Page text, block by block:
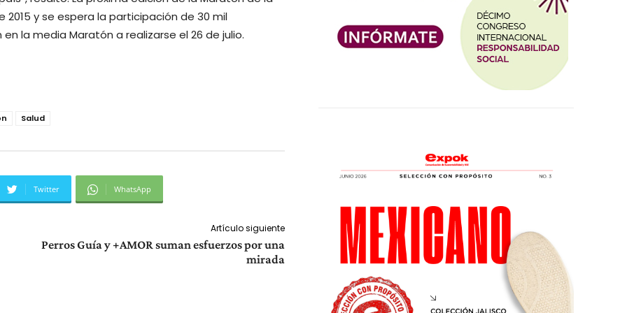
y se espera la participación de 30 mil
la media Maratón a realizarse el 26 de julio.
Salud
Twitter WhatsApp
Artículo siguiente
Perros Guía y +AMOR suman esfuerzos por una
mirada